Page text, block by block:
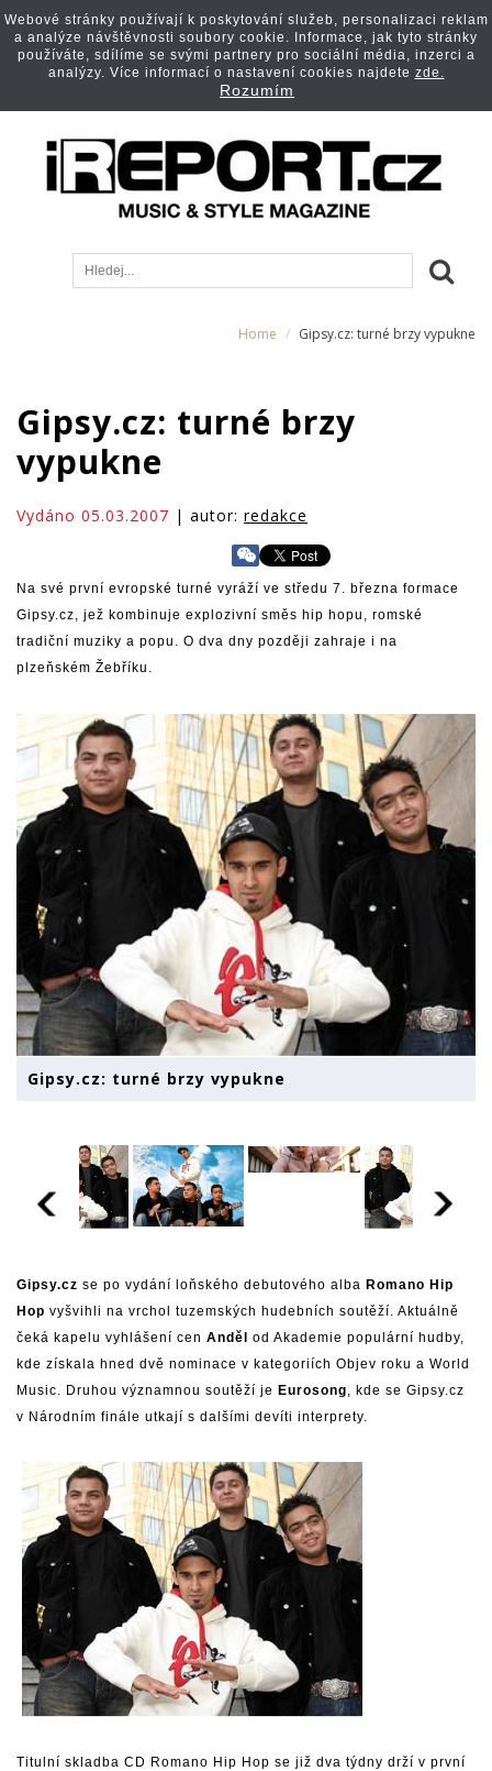
Home Gipsy.cz: turné brzy vypukne
Gipsy.cz: turné brzy
vypukne
Vydáno 05.03.2007 | autor: redakce
Na své první evropské turné vyráží ve středu 7. března formace
Gipsy.cz, jež kombinuje explozivní směs hip hopu, romské
tradiční muziky a popu. O dva dny později zahraje i na
plzeňském Žebříku.
Gipsy.cz: turné brzy vypukne
Gipsy.cz se po vydání loňského debutového alba Romano Hip
Hop vyšvihli na vrchol tuzemských hudebních soutěží. Aktuálně
čeká kapelu vyhlášení cen Anděl
od Akademie populární hudby,
kde získala hned dvě nominace v kategoriích Objev roku a World
Music. Druhou významnou soutěží je Eurosong, kde se Gipsy.cz
v Národním finále utkají s dalšími devíti interprety.
Titulní skladba CD Romano Hip Hop se již dva týdny drží v první
Webové stránky používají k poskytování služeb, personalizaci reklam
a analýze návštěvnosti soubory cookie. Informace, jak tyto stránky
používáte, sdílíme se svými partnery pro sociální média, inzerci a
analýzy. Více informací o nastavení cookies najdete zde.
Rozumím